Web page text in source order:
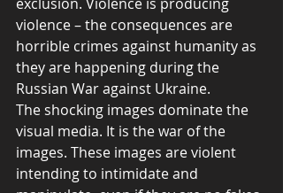
violence – the consequences are
horrible crimes against humanity as
they are happening during the
Russian War against Ukraine.
The shocking images dominate the
visual media. It is the war of the
images. These images are violent
intending to intimidate and